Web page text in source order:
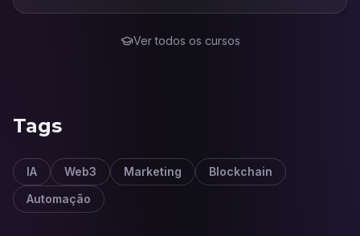
Ver todos os cursos
Tags
IA Web3 Marketing
Blockchain
Automação